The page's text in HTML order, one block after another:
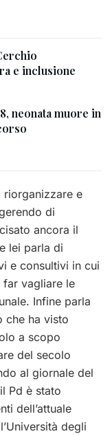
e inclusione
neonata muore in
riorganizzare e
di
ancora il
lei parla di
e consultivi in cui
vagliare le
Infine parla
che ha visto
a scopo
del secolo
al giornale del
Pd è stato
dell’attuale
degli